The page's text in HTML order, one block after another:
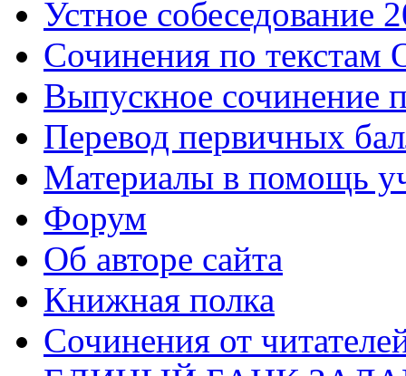
Устное собеседование
Сочинения по текстам
Выпускное сочинение
Перевод первичных
Материалы в помощь
Форум
Об авторе сайта
Книжная полка
Cочинения от